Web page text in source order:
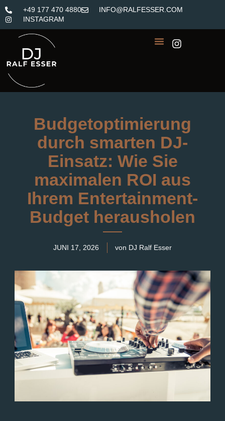
+49 177 470 4880
INFO@RALFESSER.COM
INSTAGRAM
Budgetoptimierung
durch smarten DJ-
Einsatz: Wie Sie
maximalen ROI aus
Ihrem Entertainment-
Budget herausholen
JUNI 17, 2026 von DJ Ralf Esser